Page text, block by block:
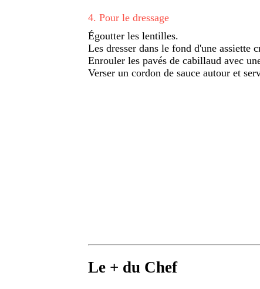
4. Pour le dressage
Égoutter les lentilles.
Les dresser dans le fond d'une assiette
Enrouler les pavés de cabillaud avec
Verser un cordon de sauce autour et
Le + du Chef